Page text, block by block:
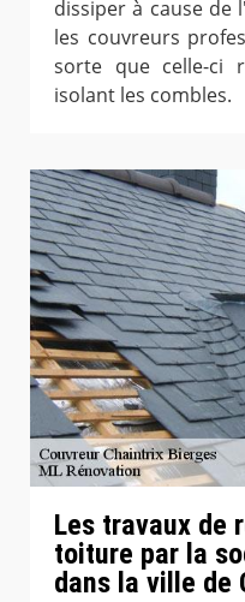
dissiper à cause de
les couvreurs
sorte que celle-ci
isolant les combles.
Les travaux de
toiture par la
dans la ville de